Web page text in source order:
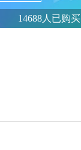
14688人已购买